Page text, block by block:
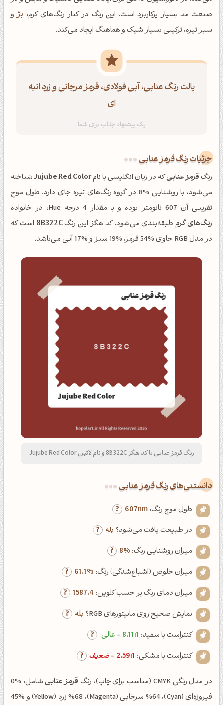
صنعت مد بسیار پرکاربرد است. این رنگ در کنار رنگ‌های کرم، بژو
سبز تیره، ترکیبی بسیار شیک و هماهنگ ایجاد می‌کند.
پالت رنگ عنابی، آبی فولادی، قرمز مرجانی و زرد انبه
ای
جزئیات رنگ قرمز عنابی
رنگقرمز عنابیکه در زبان انگلیسی با نامJujube Red Colorشناخته
می‌شود، با روشنایی %8 در گروه رنگ‌های تیره جای دارد. طول موج
تقریبی آن 607 نانومتر بوده و با مقدار 4 درجه Hue، در خانواده
رنگ‌های گرمطبقه‌بندی می‌شود. کد هگز این رنگ8B322C است که
در مدل RGB حاوی %54 قرمز، %19 سبز و %17 آبی می‌باشد.
رنگ قرمز عنابی با کد هگز 8B322C و نام لاتین Jujube Red Color
دانستنی‌های رنگ قرمز عنابی
طول موج رنگ:607nm
در طبیعت یافت می‌شود؟ بله
میزان روشنایی رنگ: 8%
میزان خلوص (اشباع‌شدگی) رنگ: 61.1%
میزان دمای رنگ بر حسب کلوین: 1587.4
نمایش صحیح روی مانیتورهای RGB؟
بله
کنتراست با سفید: 8.11:1 - عالی
کنتراست با مشکی: 2.59:1 - ضعیف
در مدل رنگی CMYK (مناسب برای چاپ)، رنگ قرمز عنابی
شامل: %0
فیروزه‌ای (Cyan)، %64 سرخابی (Magenta)، %68 زرد (Yellow) و %45